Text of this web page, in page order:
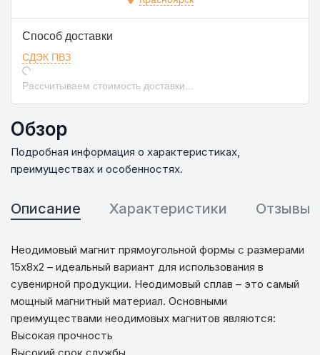
Способ доставки
СДЭК ПВЗ
Рассчитываем стоимость доставки...
Обзор
Подробная информация о характеристиках,
преимуществах и особенностях.
Описание Характеристики Отзывы
Неодимовый магнит прямоугольной формы с размерами
15х8х2 – идеальный вариант для использования в
сувенирной продукции. Неодимовый сплав – это самый
мощный магнитный материал. Основными
преимуществами неодимовых магнитов являются:
Высокая прочность
Высокий срок службы